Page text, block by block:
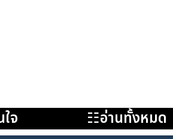
จ ☷อ่านทั้งหมด